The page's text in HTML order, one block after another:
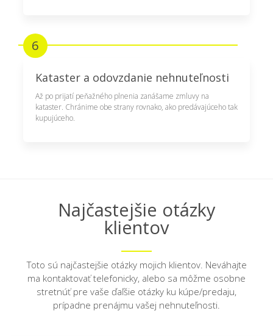
6
Kataster a odovzdanie nehnuteľnosti
Až po prijatí peňažného plnenia zanášame zmluvy na
kataster. Chránime obe strany rovnako, ako predávajúceho tak
kupujúceho.
Najčastejšie otázky
klientov
Toto sú najčastejšie otázky mojich klientov. Neváhajte
ma kontaktovať telefonicky, alebo sa môžme osobne
stretnúť pre vaše ďaľšie otázky ku kúpe/predaju,
prípadne prenájmu vašej nehnuteľnosti.